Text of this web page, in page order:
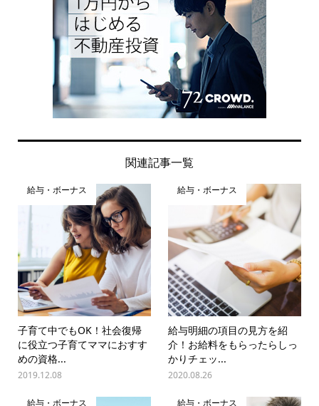
関連記事一覧
給与・ボーナス
子育て中でもOK！社会復帰
に役立つ子育てママにおすす
めの資格...
2019.12.08
給与・ボーナス
給与明細の項目の見方を紹
介！お給料をもらったらしっ
かりチェッ...
2020.08.26
給与・ボーナス 給与・ボーナス